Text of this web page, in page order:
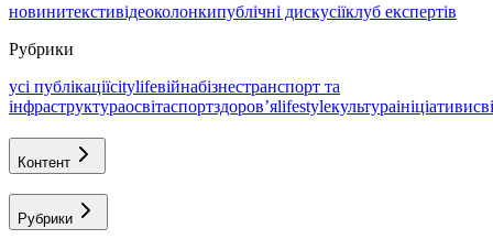
новинитекстивідеоколонкипублічні дискусіїклуб експертів
Рубрики
усі публікаціїcitylifeвійнабізнестранспорт та
інфраструктураосвітаспортздоровʼяlifestyleкультураініціативи
Контент
Рубрики